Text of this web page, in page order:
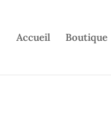
Accueil Boutique